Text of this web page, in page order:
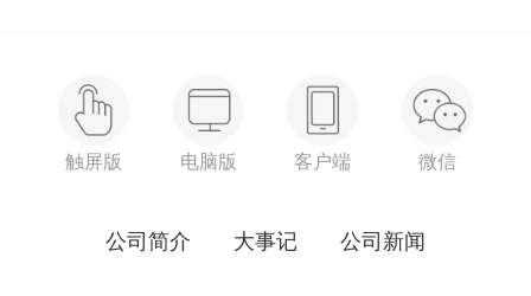
结、特别讲奉献的一流精
神风貌，以及催人泪下的
感人事迹。
触屏版 电脑版 客户端 微信
公司简介 大事记 公司新闻